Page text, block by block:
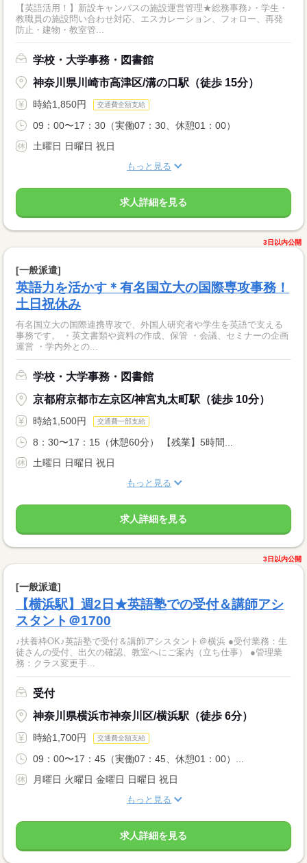
【英語活用！】新設キャンパスの施設運営管理★総務事務♪・学生・
教職員の施設問い合わせ対応、エスカレーション、フォロー、再発
防止・建物・教室管...
学校・大学事務・図書館
神奈川県川崎市高津区/溝の口駅（徒歩 15分）
時給1,850円 交通費全額支給
09：00〜17：30（実働07：30、休憩01：00）
土曜日 日曜日 祝日
もっと見る
求人詳細を見る
3日以内公開
[一般派遣]
英語力を活かす＊有名国立大の国際専攻事務！
土日祝休み
有名国立大の国際連携専攻で、外国人研究者や学生を英語で支える
事務です。 ・英文書類や資料の作成、保管 ・会議、セミナーの企画
運営 ・学内外との...
学校・大学事務・図書館
京都府京都市左京区/神宮丸太町駅（徒歩 10分）
時給1,500円 交通費一部支給
8：30〜17：15（休憩60分） 【残業】5時間...
土曜日 日曜日 祝日
もっと見る
求人詳細を見る
3日以内公開
[一般派遣]
【横浜駅】週2日★英語塾での受付＆講師アシ
スタント＠1700
♪扶養枠OK♪英語塾で受付＆講師アシスタント＠横浜 ●受付業務：生
徒さんの受付、出欠の確認、教室へにご案内（立ち仕事） ●管理業
務：クラス変更手...
受付
神奈川県横浜市神奈川区/横浜駅（徒歩 6分）
時給1,700円 交通費全額支給
09：00〜17：45（実働07：45、休憩01：00）...
月曜日 火曜日 金曜日 日曜日 祝日
もっと見る
求人詳細を見る